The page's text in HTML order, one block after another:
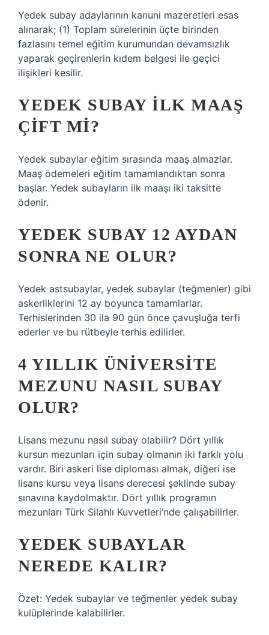
Yedek subay adaylarının kanuni mazeretleri esas
alınarak; (1) Toplam sürelerinin üçte birinden
fazlasını temel eğitim kurumundan devamsızlık
yaparak geçirenlerin kıdem belgesi ile geçici
ilişikleri kesilir.
YEDEK SUBAY ILK MAAŞ
ÇIFT MI?
Yedek subaylar eğitim sırasında maaş almazlar.
Maaş ödemeleri eğitim tamamlandıktan sonra
başlar. Yedek subayların ilk maaşı iki taksitte
ödenir.
YEDEK SUBAY 12 AYDAN
SONRA NE OLUR?
Yedek astsubaylar, yedek subaylar (teğmenler) gibi
askerliklerini 12 ay boyunca tamamlarlar.
Terhislerinden 30 ila 90 gün önce çavuşluğa terfi
ederler ve bu rütbeyle terhis edilirler.
4 YILLIK ÜNIVERSITE
MEZUNU NASIL SUBAY
OLUR?
Lisans mezunu nasıl subay olabilir? Dört yıllık
kursun mezunları için subay olmanın iki farklı yolu
vardır. Biri askeri lise diploması almak, diğeri ise
lisans kursu veya lisans derecesi şeklinde subay
sınavına kaydolmaktır. Dört yıllık programın
mezunları Türk Silahlı Kuvvetleri’nde çalışabilirler.
YEDEK SUBAYLAR
NEREDE KALIR?
Özet: Yedek subaylar ve teğmenler yedek subay
kulüplerinde kalabilirler.